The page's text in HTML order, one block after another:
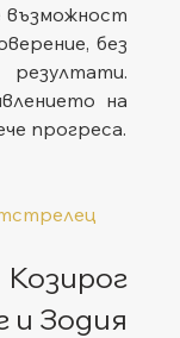
възможност
без
на
и Зодия